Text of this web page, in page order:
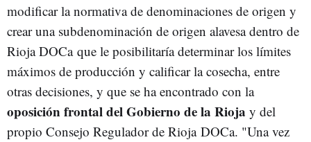
modificar la normativa de denominaciones de origen y
crear una subdenominación de origen alavesa dentro de
Rioja DOCa que le posibilitaría determinar los límites
máximos de producción y calificar la cosecha, entre
otras decisiones, y que se ha encontrado con la
oposición frontal del Gobierno de la Rioja y del
propio Consejo Regulador de Rioja DOCa. "Una vez